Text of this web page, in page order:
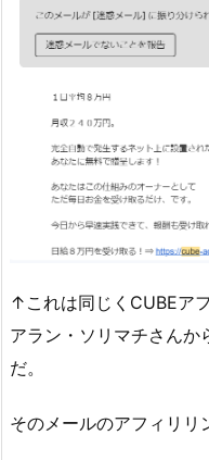
↑これは同じくCUBEア
アラン・ソリマチさんか
だ。
そのメールのアフィリリ